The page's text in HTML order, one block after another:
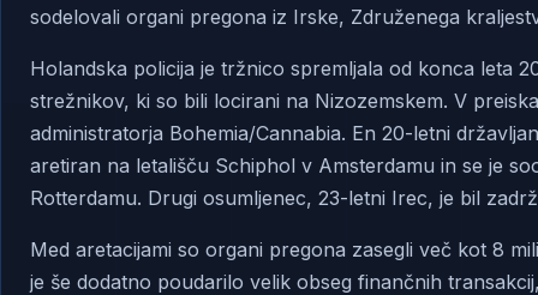
sodelovali organi pregona iz Irske, Združenega
Holandska policija je tržnico spremljala od konca leta
strežnikov, ki so bili locirani na Nizozemskem. V
administratorja Bohemia/Cannabia. En 20-letni
aretiran na letališču Schiphol v Amsterdamu in se je
Rotterdamu. Drugi osumljenec, 23-letni Irec, je bil
Med aretacijami so organi pregona zasegli več kot 8
je še dodatno poudarilo velik obseg finančnih